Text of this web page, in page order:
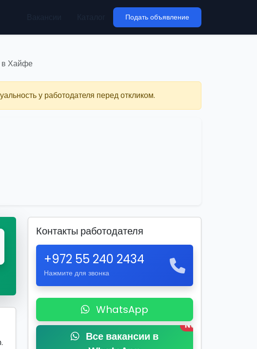
Подать объявление
в Хайфе
у работодателя перед откликом.
Контакты работодателя
+972 55 240 2434
Нажмите для звонка
WhatsApp
Все вакансии в
New